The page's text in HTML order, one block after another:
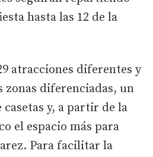
hasta las 12 de la
atracciones diferentes y
zonas diferenciadas, un
y, a partir de la
el espacio más para
Para facilitar la